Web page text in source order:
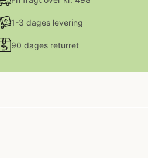
1-3 dages levering
90 dages returret